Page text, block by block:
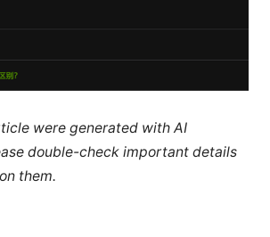
were generated with AI
double-check important details
them.